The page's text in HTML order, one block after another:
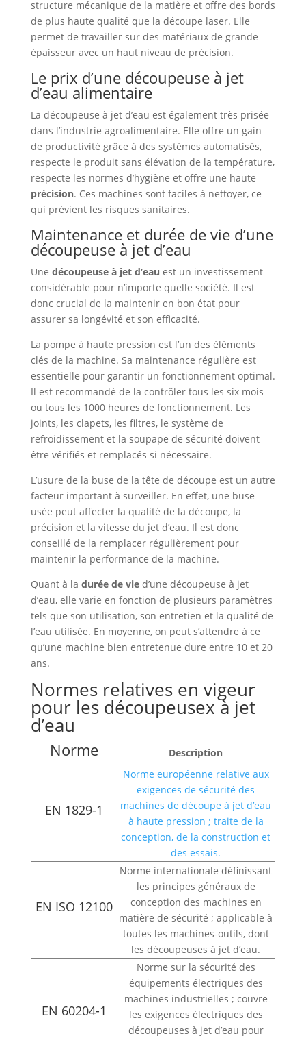
structure mécanique de la matière et offre des bords
de plus haute qualité que la découpe laser. Elle
permet de travailler sur des matériaux de grande
épaisseur avec un haut niveau de précision.
Le prix d’une découpeuse à jet
d’eau alimentaire
La découpeuse à jet d’eau est également très prisée
dans l’industrie agroalimentaire. Elle offre un gain
de productivité grâce à des systèmes automatisés,
respecte le produit sans élévation de la température,
respecte les normes d’hygiène et offre une haute
précision. Ces machines sont faciles à nettoyer, ce
qui prévient les risques sanitaires.
Maintenance et durée de vie d’une
découpeuse à jet d’eau
Une découpeuse à jet d’eau est un investissement
considérable pour n’importe quelle société. Il est
donc crucial de la maintenir en bon état pour
assurer sa longévité et son efficacité.
La pompe à haute pression est l’un des éléments
clés de la machine. Sa maintenance régulière est
essentielle pour garantir un fonctionnement optimal.
Il est recommandé de la contrôler tous les six mois
ou tous les 1000 heures de fonctionnement. Les
joints, les clapets, les filtres, le système de
refroidissement et la soupape de sécurité doivent
être vérifiés et remplacés si nécessaire.
L’usure de la buse de la tête de découpe est un autre
facteur important à surveiller. En effet, une buse
usée peut affecter la qualité de la découpe, la
précision et la vitesse du jet d’eau. Il est donc
conseillé de la remplacer régulièrement pour
maintenir la performance de la machine.
Quant à la durée de vied’une découpeuse à jet
d’eau, elle varie en fonction de plusieurs paramètres
tels que son utilisation, son entretien et la qualité de
l’eau utilisée. En moyenne, on peut s’attendre à ce
qu’une machine bien entretenue dure entre 10 et 20
ans.
Normes relatives en vigeur
pour les découpeusex à jet
d’eau
Norme Description
EN 1829-1
Norme européenne relative aux
exigences de sécurité des
machines de découpe à jet d’eau
à haute pression ; traite de la
conception, de la construction et
des essais.
EN ISO 12100
Norme internationale définissant
les principes généraux de
conception des machines en
matière de sécurité ; applicable à
toutes les machines-outils, dont
les découpeuses à jet d’eau.
EN 60204-1
Norme sur la sécurité des
équipements électriques des
machines industrielles ; couvre
les exigences électriques des
découpeuses à jet d’eau pour